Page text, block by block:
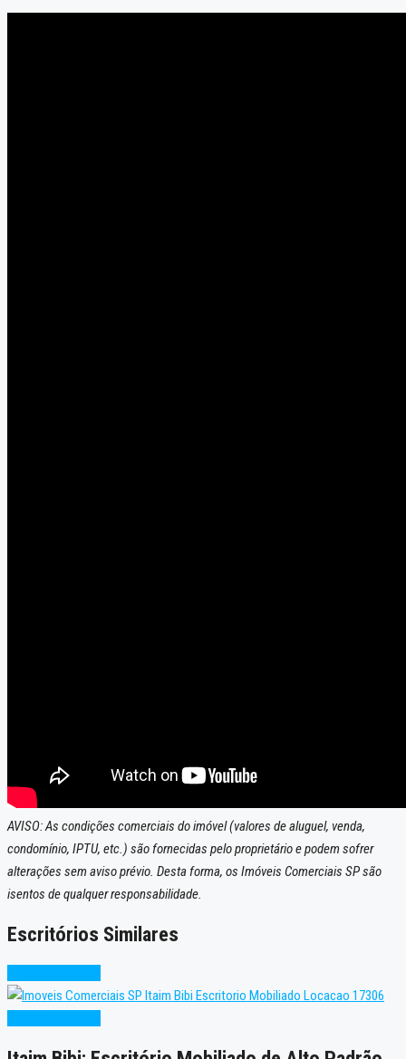
AVISO: As condições comerciais do imóvel (valores de aluguel, venda,
condomínio, IPTU, etc.) são fornecidas pelo proprietário e podem sofrer
alterações sem aviso prévio. Desta forma, os Imóveis Comerciais SP são
isentos de qualquer responsabilidade.
Escritórios Similares